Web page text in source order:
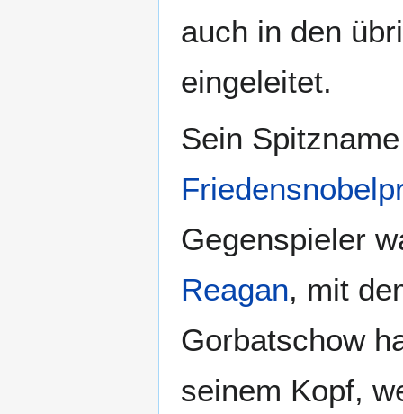
auch in den
eingeleitet.
Sein
Gegenspieler
Reagan, mit
Gorbatschow
seinem Kopf,